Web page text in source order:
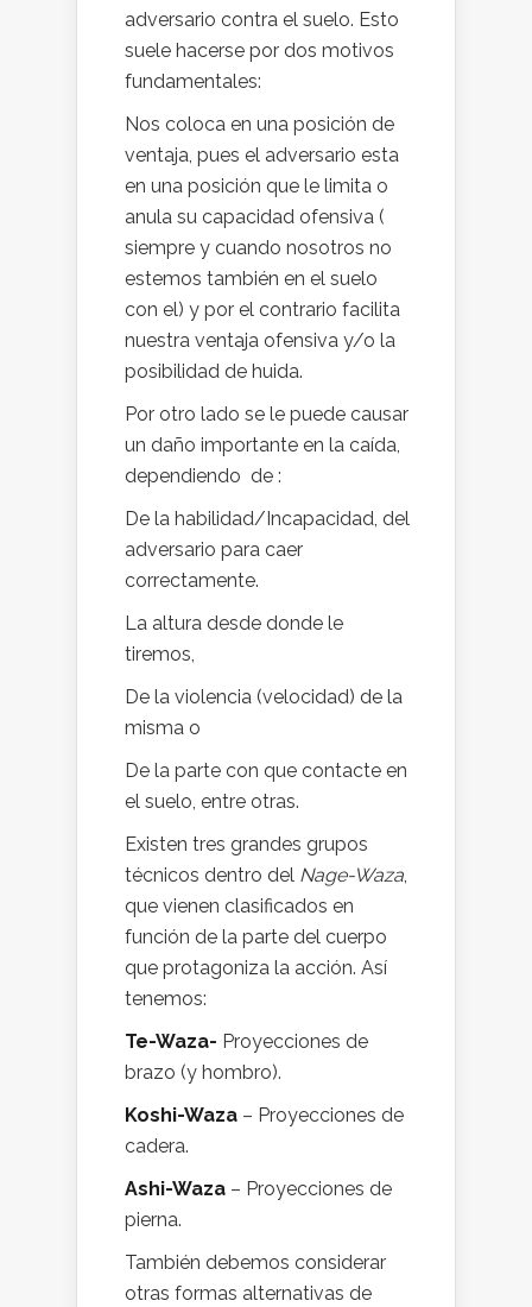
adversario contra el suelo. Esto
suele hacerse por dos motivos
fundamentales:
Nos coloca en una posición de
ventaja, pues el adversario esta
en una posición que le limita o
anula su capacidad ofensiva (
siempre y cuando nosotros no
estemos también en el suelo
con el) y por el contrario facilita
nuestra ventaja ofensiva y/o la
posibilidad de huida.
Por otro lado se le puede causar
un daño importante en la caída,
dependiendo de :
De la habilidad/Incapacidad, del
adversario para caer
correctamente.
La altura desde donde le
tiremos,
De la violencia (velocidad) de la
misma o
De la parte con que contacte en
el suelo, entre otras.
Existen tres grandes grupos
técnicos dentro del Nage-Waza,
que vienen clasificados en
función de la parte del cuerpo
que protagoniza la acción. Así
tenemos:
Te-Waza- Proyecciones de
brazo (y hombro).
Koshi-Waza – Proyecciones de
cadera.
Ashi-Waza – Proyecciones de
pierna.
También debemos considerar
otras formas alternativas de